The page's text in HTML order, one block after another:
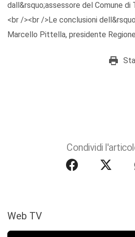
dall&rsquo;assessore del Comune di
<br /><br />Le conclusioni
Marcello Pittella, presidente
Condividi
Web TV